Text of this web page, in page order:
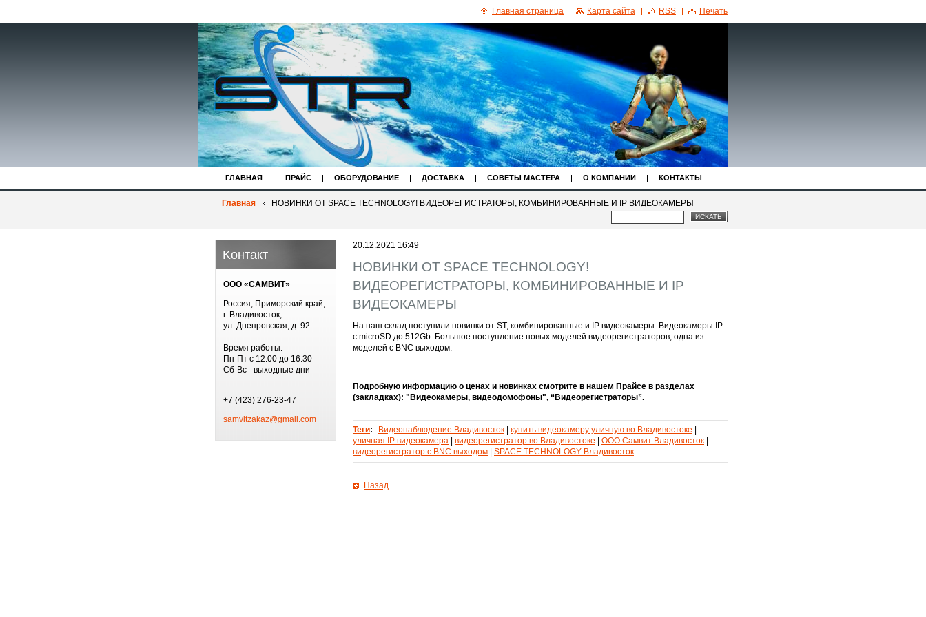
ГЛАВНАЯ ПРАЙС ОБОРУДОВАНИЕ ДОСТАВКА СОВЕТЫ МАСТЕРА О КОМПАНИИ КОНТАКТЫ
Главная НОВИНКИ ОТ SPACE TECHNOLOGY! ВИДЕОРЕГИСТРАТОРЫ, КОМБИНИРОВАННЫЕ И IP ВИДЕОКАМЕРЫ
20.12.2021 16:49
НОВИНКИ ОТ SPACE TECHNOLOGY!
ВИДЕОРЕГИСТРАТОРЫ, КОМБИНИРОВАННЫЕ И IP
ВИДЕОКАМЕРЫ
На наш склад поступили новинки от ST, комбинированные и IP видеокамеры. Видеокамеры IP
с microSD до 512Gb. Большое поступление новых моделей видеорегистраторов, одна из
моделей с BNC выходом.
Подробную информацию о ценах и новинках смотрите в нашем Прайсе в разделах
(закладках): "Видеокамеры, видеодомофоны", “Видеорегистраторы”.
Теги: Видеонаблюдение Владивосток | купить видеокамеру уличную во Владивостоке |
уличная IP видеокамера | видеорегистратор во Владивостоке | ООО Самвит Владивосток |
видеорегистратор с BNC выходом | SPACE TECHNOLOGY Владивосток
Назад
Koнтакт
ООО «САМВИТ»
Россия, Приморский край,
г. Владивосток,
ул. Днепровская, д. 92
Время работы:
Пн-Пт с 12:00 до 16:30
Сб-Вс - выходные дни
+7 (423) 276-23-47
samvitzakaz@gmail.com
Главная страница Карта сайта RSS Печать